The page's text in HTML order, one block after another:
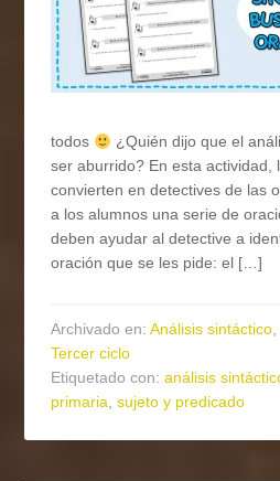
todos
¿Quién dijo que el
ser aburrido? En esta actividad,
convierten en detectives de las
a los alumnos una serie de
deben ayudar al detective a
oración que se les pide: el […]
Archivado en:Análisis sintáctico
Tercer ciclo
Etiquetado con:análisis
primaria,sujeto y predicado